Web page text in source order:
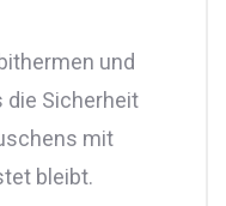
und
die Sicherheit
mit
bleibt.